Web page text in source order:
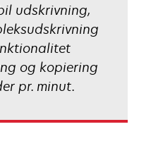
udskrivning,
og kopiering
pr. minut.